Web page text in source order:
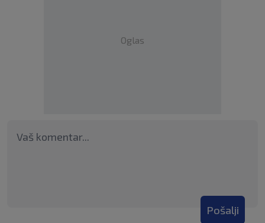
Oglas
Pošalji